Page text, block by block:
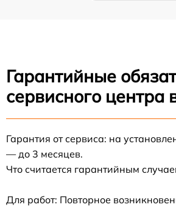
Гарантийные
сервисного центра
Гарантия от сервиса: на
— до 3 месяцев.
Что считается гарантийным
Для работ: Повторное